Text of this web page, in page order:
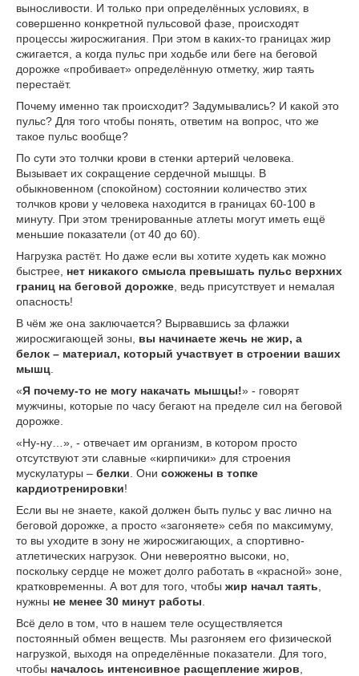
выносливости. И только при определённых условиях, в
совершенно конкретной пульсовой фазе, происходят
процессы жиросжигания. При этом в каких-то границах жир
сжигается, а когда пульс при ходьбе или беге на беговой
дорожке «пробивает» определённую отметку, жир таять
перестаёт.
Почему именно так происходит? Задумывались? И какой это
пульс? Для того чтобы понять, ответим на вопрос, что же
такое пульс вообще?
По сути это толчки крови в стенки артерий человека.
Вызывает их сокращение сердечной мышцы. В
обыкновенном (спокойном) состоянии количество этих
толчков крови у человека находится в границах 60-100 в
минуту. При этом тренированные атлеты могут иметь ещё
меньшие показатели (от 40 до 60).
Нагрузка растёт. Но даже если вы хотите худеть как можно
быстрее, нет никакого смысла превышать пульс верхних
границ на беговой дорожке , ведь присутствует и немалая
опасность!
В чём же она заключается? Вырвавшись за флажки
жиросжигающей зоны, вы начинаете жечь не жир, а
белок – материал, который участвует в строении ваших
мышц
«Я почему-то не могу накачать мышцы!» - говорят
мужчины, которые по часу бегают на пределе сил на беговой
дорожке.
«Ну-ну…», - отвечает им организм, в котором просто
отсутствуют эти славные «кирпичики» для строения
мускулатуры – белки . Они сожжены в топке
кардиотренировки!
Если вы не знаете, какой должен быть пульс у вас лично на
беговой дорожке, а просто «загоняете» себя по максимуму,
то вы уходите в зону не жиросжигающих, а спортивно-
атлетических нагрузок. Они невероятно высоки, но,
поскольку сердце не может долго работать в «красной» зоне,
кратковременны. А вот для того, чтобы жир начал таять
нужны не менее 30 минут работы
Всё дело в том, что в нашем теле осуществляется
постоянный обмен веществ. Мы разгоняем его физической
нагрузкой, выходя на определённые показатели. Для того,
чтобы началось интенсивное расщепление жиров